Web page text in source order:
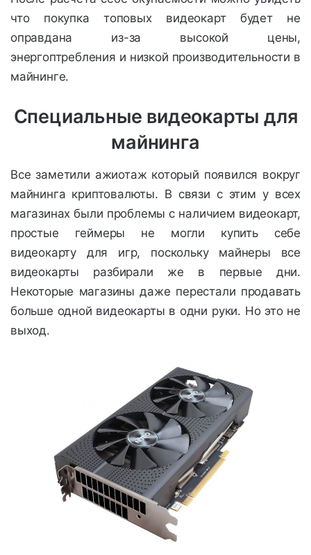
что покупка топовых видеокарт будет не
оправдана из-за высокой цены,
энергоптребления и низкой производительности в
майнинге.
Специальные видеокарты для
майнинга
Все заметили ажиотаж который появился вокруг
майнинга криптовалюты. В связи с этим у всех
магазинах были проблемы с наличием видеокарт,
простые геймеры не могли купить себе
видеокарту для игр, поскольку майнеры все
видеокарты разбирали же в первые дни.
Некоторые магазины даже перестали продавать
больше одной видеокарты в одни руки. Но это не
выход.